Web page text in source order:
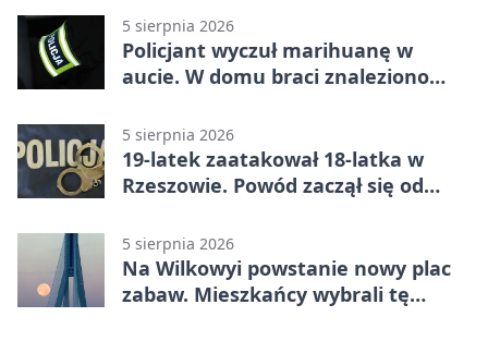
5 sierpnia 2026
Policjant wyczuł marihuanę w
aucie. W domu braci znaleziono
5 sierpnia 2026
19-latek zaatakował 18-latka w
Rzeszowie. Powód zaczął się od
5 sierpnia 2026
Na Wilkowyi powstanie nowy plac
zabaw. Mieszkańcy wybrali tę